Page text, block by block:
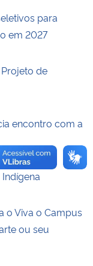
para
em 2027
de
encontro com a
o Viva o Campus
ou seu